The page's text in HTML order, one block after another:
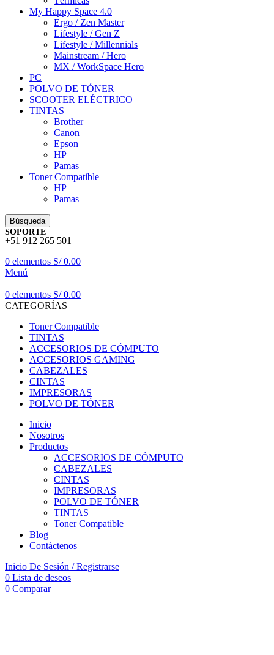
My Happy Space 4.0
Ergo / Zen Master
Lifestyle / Gen Z
Lifestyle / Millennials
Mainstream / Hero
MX / WorkSpace Hero
PC
POLVO DE TÓNER
SCOOTER ELÉCTRICO
TINTAS
Brother
Canon
Epson
HP
Pamas
Toner Compatible
HP
Pamas
Búsqueda
SOPORTE
+51 912 265 501
0 elementos S/0.00
Menú
0 elementos S/0.00
CATEGORÍAS
Toner Compatible
TINTAS
ACCESORIOS DE CÓMPUTO
ACCESORIOS GAMING
CABEZALES
CINTAS
IMPRESORAS
POLVO DE TÓNER
Inicio
Nosotros
Productos
ACCESORIOS DE CÓMPUTO
CABEZALES
CINTAS
IMPRESORAS
POLVO DE TÓNER
TINTAS
Toner Compatible
Blog
Contáctenos
Inicio De Sesión / Registrarse
0 Lista de deseos
0 Comparar